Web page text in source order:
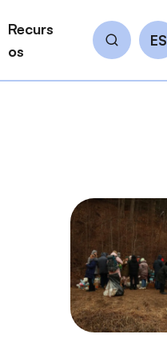
Recurs
os
Buscar
ES